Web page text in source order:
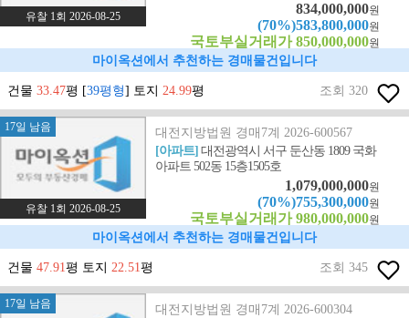
유찰 1회 2026-08-25 834,000,000원
(70%)583,800,000원
국토부실거래가 850,000,000원
마이옥션에서 추천하는 경매물건입니다
건물 33.47평 [39평형] 토지 24.99평 조회 320
17일 남음
유찰 1회 2026-08-25
대전지방법원 경매7계 2026-600567
[아파트]대전광역시 서구 둔산동 1809 국화
아파트 502동 15층1505호
1,079,000,000원
(70%)755,300,000원
국토부실거래가 980,000,000원
마이옥션에서 추천하는 경매물건입니다
건물 47.91평 토지 22.51평 조회 345
17일 남음
대전지방법원 경매7계 2026-600304